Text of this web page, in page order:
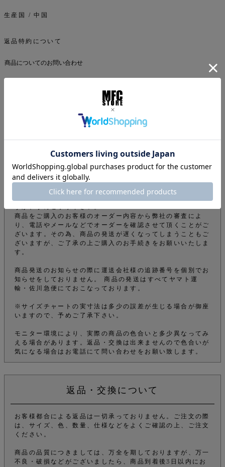
生産国 / 中国
返品特約について
商品についてのお問い合わせ
ご注文について
下記注意事項をお読みになってから商品のご購入手続きをお
info@mfc-store.com から確認メールが届きます。 迷惑
に変更して頂かないと届かないのでご注意ください。
オンラインショップの商品は実店舗でも販売しているため、
ご注文確定後でもタイミングにより在庫がない場合がござい
ます。できる限りそのようなことがないよう管理しておりま
商品をご購入のお客様のオーダー内容から弊社の審査によ
り、電話やメールなどでオーダーを確認させて頂くことがご
ざいます。その為、商品の発送が遅くなってしまうこともご
ざいますが、ご了承の上ご購入のお手続きをお願いいたしま
す。
商品発送のお知らせの際に運送会社様の追跡番号を個別でお
知らせをしておりません。 商品の発送はすべてヤマト運
輸・佐川急便にておこなっております。
※サイズチャートの実寸法は多少の誤差が生じる場合が御座
いますので、予めご了承下さい。
モニター環境により、実際の商品の色合いと多少異なってみ
える場合があります。返品・交換は出来ませんので色合いが
気になる場合はお電話にて問い合わせをお願い致します。
返品・交換について
お客様都合による返品は一切承っておりません。ご注文の際
は、サイズ、色、数量、仕様などをよくご確認の上、ご注文
ください。
商品の品質につきましては、万全を期しておりますが、万一
不良・破損などがございましたら、商品到着後3日以内にお